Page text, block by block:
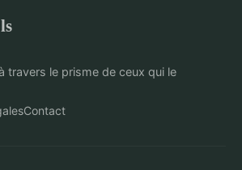
travers le prisme de ceux qui le
Contact